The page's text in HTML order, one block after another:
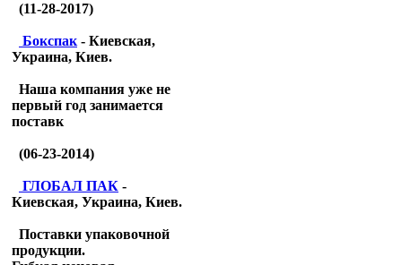
(11-28-2017)
Бокспак - Киевская,
Украина, Киев.
Наша компания уже не
первый год занимается
поставк
(06-23-2014)
ГЛОБАЛ ПАК -
Киевская, Украина, Киев.
Поставки упаковочной
продукции.